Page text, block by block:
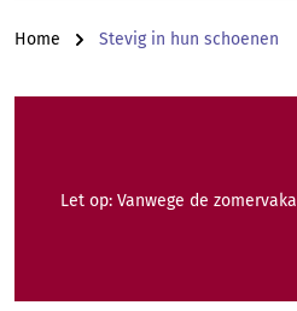
Home Stevig in hun schoenen
Let op: Vanwege de